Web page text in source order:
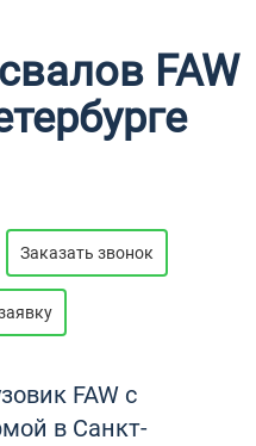
FAW
Заказать звонок
FAW c
в Санкт-